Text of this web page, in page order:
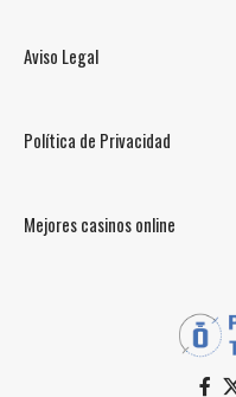
Aviso Legal
Política de Privacidad
Mejores casinos online